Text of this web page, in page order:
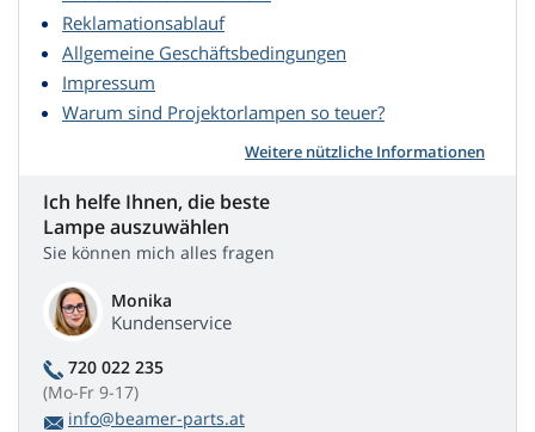
Reklamationsablauf
Allgemeine Geschäftsbedingungen
Impressum
Warum sind Projektorlampen so teuer?
Weitere nützliche Informationen
Ich helfe Ihnen, die beste
Lampe auszuwählen
Sie können mich alles fragen
Monika
Kundenservice
720 022 235
(Mo-Fr 9-17)
info@beamer-parts.at